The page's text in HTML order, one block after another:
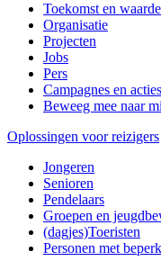
Toekomst en
Organisatie
Projecten
Jobs
Pers
Campagnes en acties
Beweeg mee naar
Oplossingen voor reizigers
Jongeren
Senioren
Pendelaars
Groepen en
(dagjes)Toeristen
Personen met